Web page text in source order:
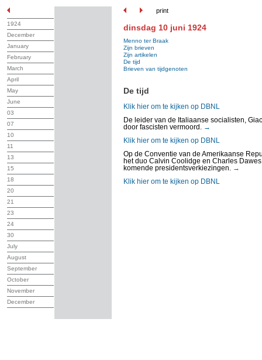
print
1924
December
January
February
March
April
May
June
03
07
10
11
13
15
18
20
21
23
24
30
July
August
September
October
November
December
dinsdag 10 juni 1924
Menno ter Braak
Zijn brieven
Zijn artikelen
De tijd
Brieven van tijdgenoten
De tijd
Klik hier om te kijken op DBNL
De leider van de Italiaanse socialisten,
door fascisten vermoord.
→
Klik hier om te kijken op DBNL
Op de Conventie van de Amerikaanse
het duo Calvin Coolidge en Charles
komende presidentsverkiezingen.
→
Klik hier om te kijken op DBNL